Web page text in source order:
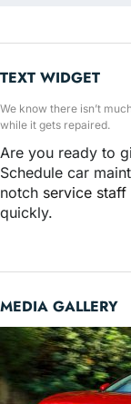
TEXT WIDGET
We know there isn’t
while it gets repaired.
Are you ready to
Schedule car
notch service staff
quickly.
MEDIA GALLERY